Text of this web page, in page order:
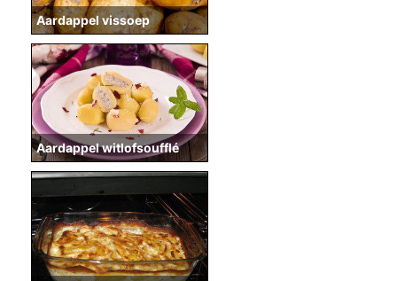
Aardappel vissoep
Aardappel witlofsoufflé